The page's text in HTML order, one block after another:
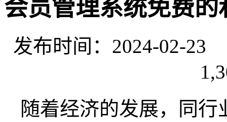
会员管理系统免费
发布时间：2024-02-
随着经济的发展，同